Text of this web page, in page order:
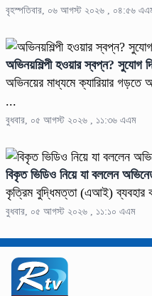
বৃহস্পতিবার, ০৬ আগস্ট ২০২৬ , ০৪:৫৬
অভিনয়শিল্পী হওয়ার স্বপ্ন? সুযোগ
অভিনয়ের মাধ্যমে ক্যারিয়ার
...
বুধবার, ০৫ আগস্ট ২০২৬ , ১১:৩৬ এএম
বিকৃত ভিডিও নিয়ে যা বললেন
কৃত্রিম বুদ্ধিমত্তা (এআই) ব্যবহার
বুধবার, ০৫ আগস্ট ২০২৬ , ১১:১০ এএম